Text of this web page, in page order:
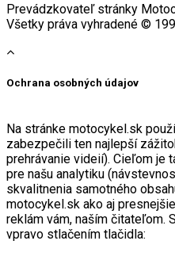
Prevádzkovateľ stránky
Všetky práva vyhradené ©
Ochrana osobných údajov
Na stránke motocykel.sk
zabezpečili ten najlepší
prehrávanie videií). Cieľom je
pre našu analytiku
skvalitnenia samotného
motocykel.sk ako aj
reklám vám, naším čitateľom.
vpravo stlačením tlačidla: